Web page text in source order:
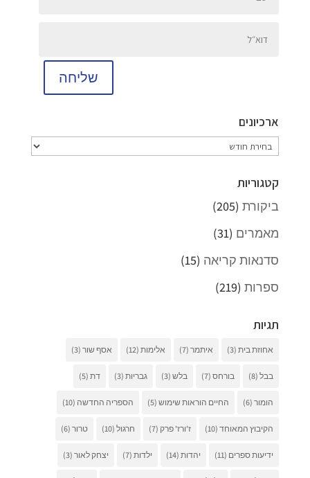
שליחה
ארכיונים
ארכיונים
קטגוריות
ביקורת(205)
מאמרים (31)
סדנאות קריאה (15)
ספרות(219)
תגיות
אחוזת בית(3) איתמר(7) אלימות(12) אסף שור(3)
בבל(8) בורחס(7) בלש(3) גבריות(3) דת(5)
הומור(6) החיים הוראות שימוש(5) הספריה החדשה (10)
הקיבוץ המאוחד(10) ז'ורז' פרק(7) חרגול(10) טרור(6)
ידיעות ספרים (11) יהדות(14) ילדות(7) יצחק לאור(3)